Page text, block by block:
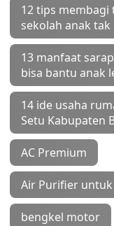
12 tips
sekolah anak
13 manfaat
bisa bantu anak
14 ide usaha
Setu Kabupaten
AC Premium
Air Purifier
bengkel motor